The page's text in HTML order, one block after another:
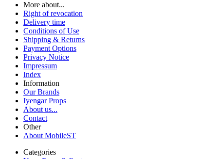
More about...
Right of revocation
Delivery time
Conditions of Use
Shipping & Returns
Payment Options
Privacy Notice
Impressum
Index
Information
Our Brands
Iyengar Props
About us...
Contact
Other
About MobileST
Categories